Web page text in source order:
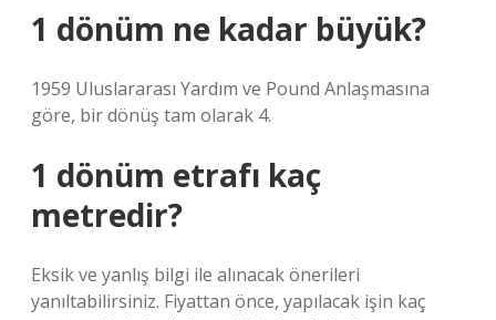
1 dönüm ne kadar büyük?
1959 Uluslararası Yardım ve Pound Anlaşmasına
göre, bir dönüş tam olarak 4.
1 dönüm etrafı kaç
metredir?
Eksik ve yanlış bilgi ile alınacak önerileri
yanıltabilirsiniz. Fiyattan önce, yapılacak işin kaç